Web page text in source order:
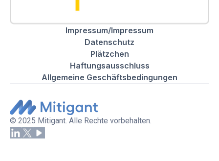
Impressum/Impressum
Datenschutz
Plätzchen
Haftungsausschluss
Allgemeine Geschäftsbedingungen
© 2025 Mitigant. Alle Rechte vorbehalten.